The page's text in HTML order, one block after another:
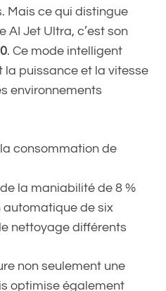
Mais ce qui distingue
AI Jet Ultra, c’est son
. Ce mode intelligent
puissance et la vitesse
environnements
consommation de
la maniabilité de 8 %
de six
nettoyage différents
non seulement une
optimise également